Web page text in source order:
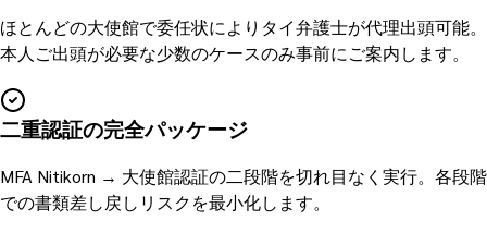
ほとんどの大使館で委任状によりタイ弁護士が代理出頭可能。
本人ご出頭が必要な少数のケースのみ事前にご案内します。
二重認証の完全パッケージ
MFA Nitikorn → 大使館認証の二段階を切れ目なく実行。各段階
での書類差し戻しリスクを最小化します。